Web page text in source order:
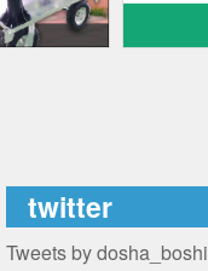
twitter
Tweets by dosha_boshi